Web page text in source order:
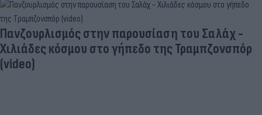
Πανζουρλισμός στην παρουσίαση του Σαλάχ -
Χιλιάδες κόσμου στο γήπεδο της Τραμπζονσπόρ
(video)